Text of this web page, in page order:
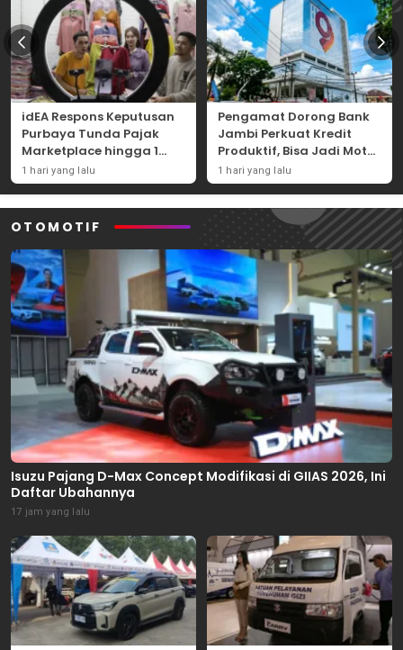
idEA Respons Keputusan
Purbaya Tunda Pajak
Marketplace hingga 1
November 2026
1 hari yang lalu
Pengamat Dorong Bank
Jambi Perkuat Kredit
Produktif, Bisa Jadi Motor
Ekonomi Daerah
1 hari yang lalu
OTOMOTIF
Isuzu Pajang D-Max Concept Modifikasi di GIIAS 2026, Ini
Daftar Ubahannya
17 jam yang lalu